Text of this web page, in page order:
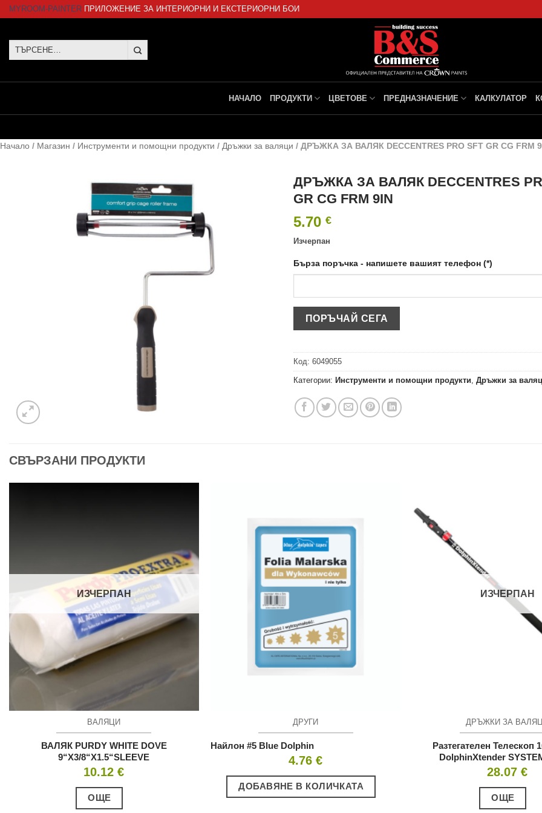
SkipMYROOM-PAINTER ПРИЛОЖЕНИЕ ЗА ИНТЕРИОРНИ И ЕКСТЕРИОРНИ БОИ
Търсене
НАЧАЛО ПРОДУКТИ ЦВЕТОВЕ ПРЕДНАЗНАЧЕНИЕ КАЛКУЛАТОР
Начало / Магазин / Инструменти и помощни продукти / Дръжки за валяци / ДРЪЖКА ЗА ВАЛЯК DECCENTRES PRO SFT GR CG FRM
ДРЪЖКА ЗА ВАЛЯК DECCENTRES
GR CG FRM 9IN
5.70€
Изчерпан
Бърза поръчка - напишете вашият телефон (*)
Код:6049055
Категории: Инструменти и помощни продукти,Дръжки за
СВЪРЗАНИ ПРОДУКТИ
ИЗЧЕРПАН
ВАЛЯЦИ
ВАЛЯК PURDY WHITE DOVE
9“X3/8“X1.5“SLEEVE
10.12€
ОЩЕ
ДРУГИ
Найлон #5 Blue Dolphin
4.76€
ДОБАВЯНЕ В КОЛИЧКАТА
ИЗЧЕРПАН
ДРЪЖКИ ЗА
Разтегателен Телескоп
DolphinXtender
28.07€
ОЩЕ